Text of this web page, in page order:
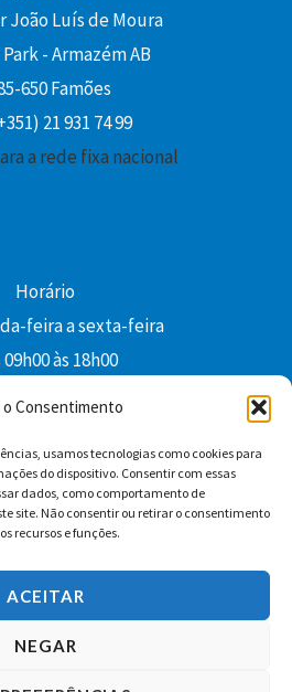
o Consentimento
usamos tecnologias como cookies para
do dispositivo. Consentir com essas
dados, como comportamento de
site. Não consentir ou retirar o consentimento
recursos e funções.
ACEITAR
NEGAR
João Luís de Moura
- Armazém AB
650 Famões
21 931 74 99
a rede fixa nacional
Horário
feira a sexta-feira
09h00 às 18h00
Instagram
Whatsapp
Gerais de Venda